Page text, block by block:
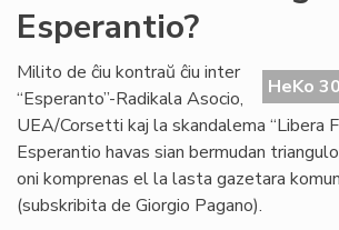
Esperantio?
HeKo
Milito de ĉiu kontraŭ ĉiu inter
“Esperanto”-Radikala Asocio,
UEA/Corsetti kaj la skandalema “Libera
Esperantio havas sian bermudan
oni komprenas el la lasta gazetara
(subskribita de Giorgio Pagano).